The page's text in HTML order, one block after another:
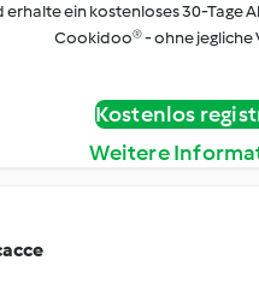
ein kostenloses 30-Tage
Cookidoo® - ohne jegliche
Kostenlos
Weitere